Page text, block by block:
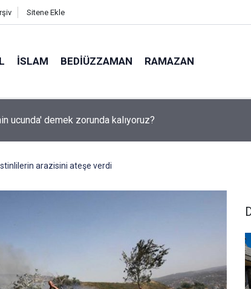
Sitene Ekle
İSLAM BEDIÜZZAMAN RAMAZAN
ucunda' demek zorunda kalıyoruz?
arazisini ateşe verdi